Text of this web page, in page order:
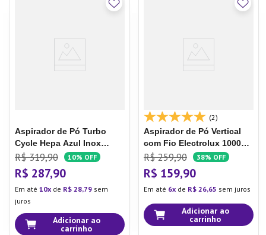
Aspirador de Pó Turbo
Cycle Hepa Azul Inox
1550w - AP-41-BLI -
Mondial
R$ 319,90 10% OFF
R$ 287,90
Em até 10 de R$ 28,79 sem
juros
Adicionar ao
carrinho
(2)
Aspirador de Pó Vertical
com Fio Electrolux 1000W
2 em 1 Filtro HEPA Azul
(STK13A)
Vertical com Fio Electrolux
1000W 2 em 1 PowerSpeed
Filtro HEPA Azul (STK13A)
R$ 259,90 38% OFF
R$ 159,90
Em até 6 de R$ 26,65 sem juros
Adicionar ao
carrinho